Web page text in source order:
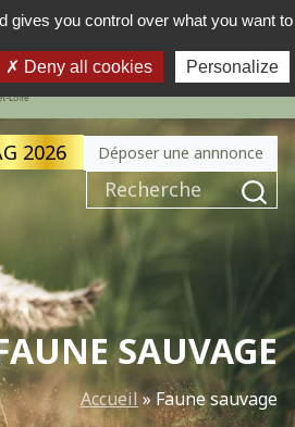
PRINCIPALE
MENU
2026 Déposer une annnonce
Recherche pour :
SAUVAGE
Accueil»Faune sauvage
gives you control over what you want to
Deny all cookies Personalize